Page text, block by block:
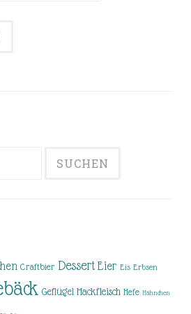
Craftbier Dessert Eier Eis Erbsen
Geflügel Hackfleisch Hefe Hähnchen